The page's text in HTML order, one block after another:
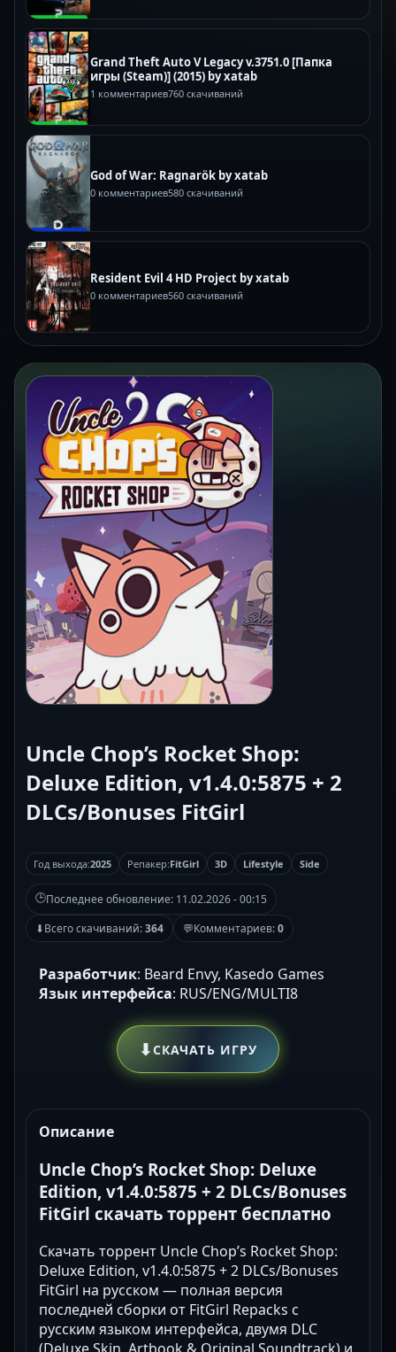
Grand Theft Auto V Legacy v.3751.0 [Папка
игры (Steam)] (2015) by xatab
1 комментариев760 скачиваний
God of War: Ragnarök by xatab
0 комментариев580 скачиваний
Resident Evil 4 HD Project by xatab
0 комментариев560 скачиваний
Uncle Chop’s Rocket Shop:
Deluxe Edition, v1.4.0:5875 + 2
DLCs/Bonuses FitGirl
Год выхода:2025 Репакер:FitGirl 3D Lifestyle Side
🕒Последнее обновление: 11.02.2026 - 00:15
⬇Всего скачиваний:364 💬Комментариев:0
Разработчик: Beard Envy, Kasedo Games
Язык интерфейса: RUS/ENG/MULTI8
⬇СКАЧАТЬ ИГРУ
Описание
Uncle Chop’s Rocket Shop: Deluxe
Edition, v1.4.0:5875 + 2 DLCs/Bonuses
FitGirl скачать торрент бесплатно
Скачать торрент Uncle Chop’s Rocket Shop:
Deluxe Edition, v1.4.0:5875 + 2 DLCs/Bonuses
FitGirl на русском — полная версия
последней сборки от FitGirl Repacks с
русским языком интерфейса, двумя DLC
(Deluxe Skin, Artbook & Original Soundtrack) и